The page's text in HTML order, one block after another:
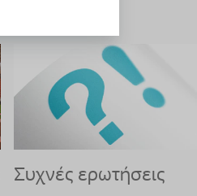
Συχνές ερωτήσεις